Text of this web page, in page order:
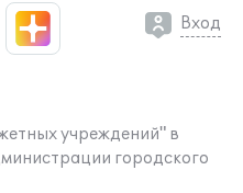
Вход
учреждений" в
городского